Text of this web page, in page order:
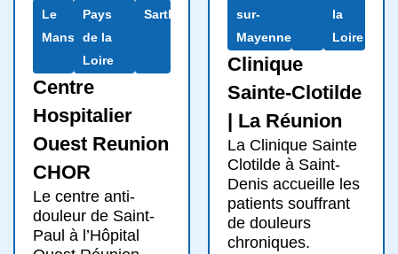
Le
Mans
Pays
de la
Loire
Sarthe
Centre
Hospitalier
Ouest Reunion
CHOR
Le centre anti-
douleur de Saint-
Paul à l’Hôpital
sur-
Mayenne
la
Loire
Clinique
Sainte-Clotilde
| La Réunion
La Clinique Sainte
Clotilde à Saint-
Denis accueille les
patients souffrant
de douleurs
chroniques.